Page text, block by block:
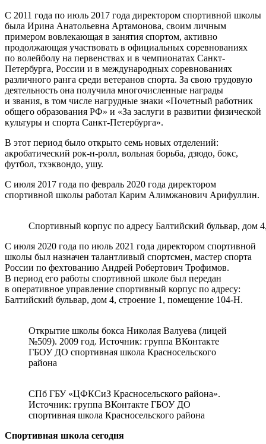
С 2011 года по июль 2017 года директором спортивной школы
была Ирина Анатольевна Артамонова, своим личным
примером вовлекающая в занятия спортом, активно
продолжающая участвовать в официальных соревнованиях
по волейболу на первенствах и в чемпионатах Санкт-
Петербурга, России и в международных соревнованиях
различного ранга среди ветеранов спорта. За свою трудовую
деятельность она получила многочисленные награды
и звания, в том числе нагрудные знаки «Почетный работник
общего образования РФ» и «За заслуги в развитии физической
культуры и спорта Санкт-Петербурга».
В этот период было открыто семь новых отделений:
акробатический рок-н-ролл, вольная борьба, дзюдо, бокс,
футбол, тхэквондо, ушу.
С июля 2017 года по февраль 2020 года директором
спортивной школы работал Карим Алимжанович Арифуллин.
Спортивный корпус по адресу Балтийский бульвар,
С июля 2020 года по июль 2021 года директором спортивной
школы был назначен талантливый спортсмен, мастер спорта
России по фехтованию Андрей Робертович Трофимов.
В период его работы спортивной школе был передан
в оперативное управление спортивный корпус по адресу:
Балтийский бульвар, дом 4, строение 1, помещение 104-Н.
Открытие школы бокса Николая Валуева (лицей
№509). 2009 год. Источник: группа ВКонтакте
ГБОУ ДО спортивная школа Красносельского
района
СПб ГБУ «ЦФКСиЗ Красносельского района».
Источник: группа ВКонтакте ГБОУ ДО
спортивная школа Красносельского района
Спортивная школа сегодня